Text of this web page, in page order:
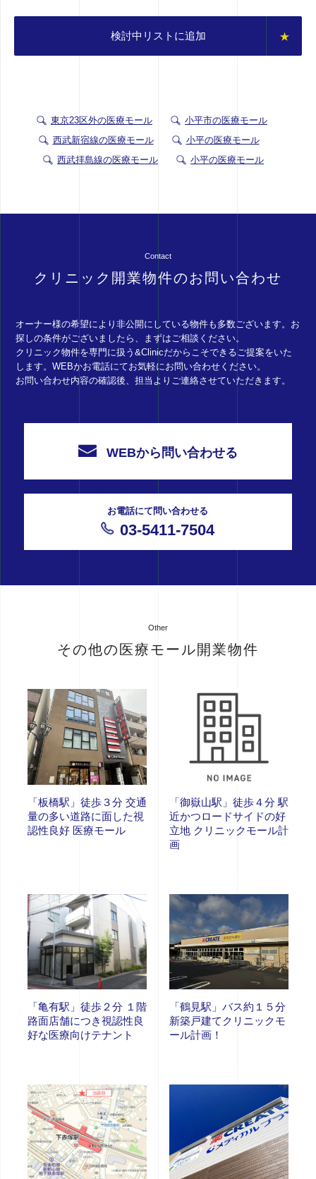
検討中リストに追加
東京23区外の医療モール
小平市の医療モール
西武新宿線の医療モール
小平の医療モール
西武拝島線の医療モール
小平の医療モール
Contact
クリニック開業物件のお問い合わせ
オーナー様の希望により非公開にしている物件も多数ございます。お
探しの条件がございましたら、まずはご相談ください。
クリニック物件を専門に扱う&Clinicだからこそできるご提案をいた
します。WEBかお電話にてお気軽にお問い合わせください。
お問い合わせ内容の確認後、担当よりご連絡させていただきます。
WEBから問い合わせる
お電話にて問い合わせる
03-5411-7504
Other
その他の医療モール開業物件
「板橋駅」徒歩３分 交通
量の多い道路に面した視
認性良好 医療モール
「御嶽山駅」徒歩４分 駅
近かつロードサイドの好
立地 クリニックモール計
画
「亀有駅」徒歩２分 １階
路面店舗につき視認性良
好な医療向けテナント
「鶴見駅」バス約１５分
新築戸建てクリニックモ
ール計画！